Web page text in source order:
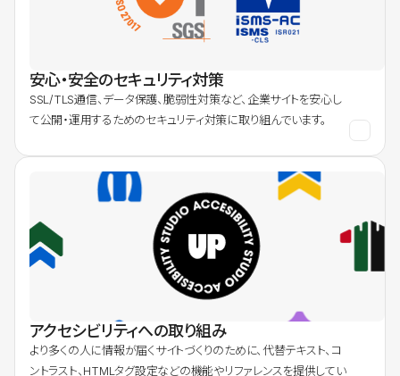
安心・安全のセキュリティ対策
SSL/TLS通信、データ保護、脆弱性対策など、企業サイトを安心し
て公開・運用するためのセキュリティ対策に取り組んでいます。
アクセシビリティへの取り組み
より多くの人に情報が届くサイトづくりのために、代替テキスト、コ
ントラスト、HTMLタグ設定などの機能やリファレンスを提供してい